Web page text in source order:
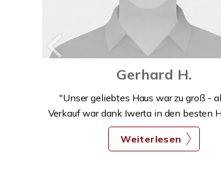
Gerhard H.
"Unser geliebtes Haus war zu groß -
Verkauf war dank Iwerta in den besten
Weiterlesen